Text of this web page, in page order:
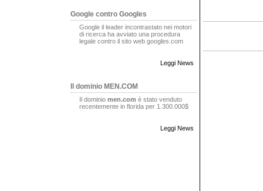
Google contro Googles
Google il leader incontrastato nei motori
di ricerca ha avviato una procedura
legale contro il sito web googles.com
Leggi News
Il dominio MEN.COM
Il dominio men.com è stato venduto
recentemente in florida per 1.300.000$
Leggi News